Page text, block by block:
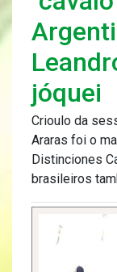
jóquei
Crioulo da
Araras foi o
Distinciones
brasileiros